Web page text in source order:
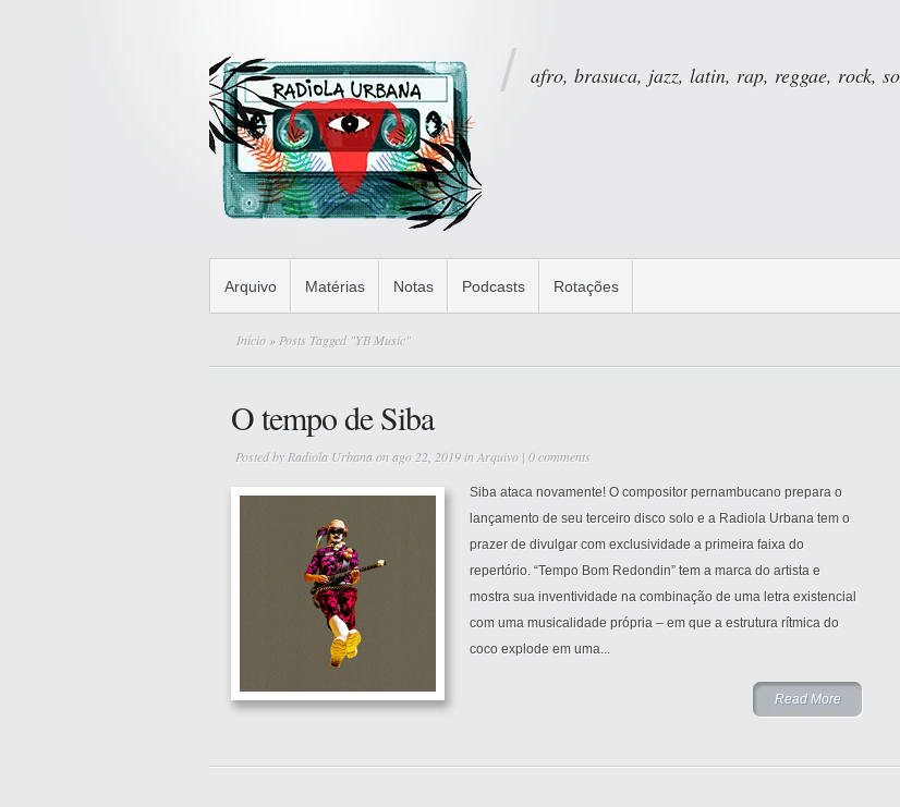
afro, brasuca, jazz, latin, rap, reggae, rock,
Arquivo Matérias Notas Podcasts Rotações
Início » Posts Tagged "YB Music"
O tempo de Siba
Posted by Radiola Urbanaon ago 22, 2019 inArquivo | 0 comments
Siba ataca novamente! O compositor pernambucano prepara o
lançamento de seu terceiro disco solo e a Radiola Urbana tem o
prazer de divulgar com exclusividade a primeira faixa do
repertório. “Tempo Bom Redondin” tem a marca do artista e
mostra sua inventividade na combinação de uma letra existencial
com uma musicalidade própria – em que a estrutura rítmica do
coco explode em uma...
Read More